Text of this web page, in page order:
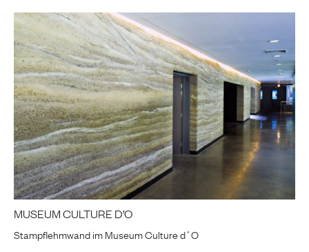
MUSEUM CULTURE D’O
Stampflehmwand im Museum Culture d´O